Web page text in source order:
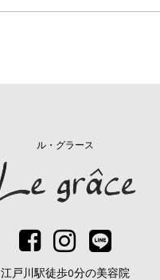
ル・グラース
江戸川駅徒歩0分の美容院